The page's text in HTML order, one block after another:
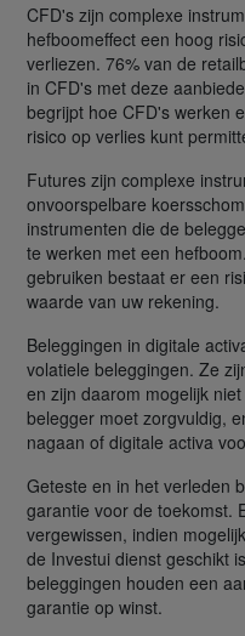
CFD's zijn complexe
hefboomeffect een hoog
verliezen. 76% van de
in CFD's met deze
begrijpt hoe CFD's werken
risico op verlies kunt
Futures zijn complexe
onvoorspelbare
instrumenten die de
te werken met een
gebruiken bestaat er een
waarde van uw rekening.
Beleggingen in digitale
volatiele beleggingen. Ze
en zijn daarom mogelijk
belegger moet zorgvuldig,
nagaan of digitale activa
Geteste en in het verleden
garantie voor de toekomst.
vergewissen, indien
de Investui dienst geschikt
beleggingen houden een
garantie op winst.